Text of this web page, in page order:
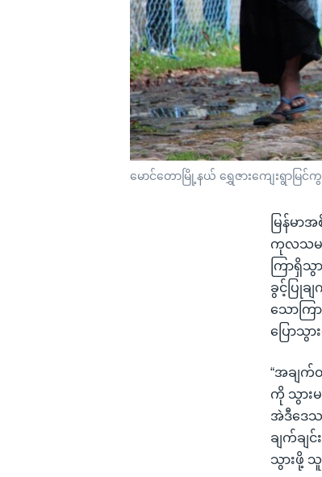
မောင်တောမြို့နယ် ရွှေဇားကျေးရွာမြ
မြန်မာ
ကုလသမဂ္
ကြာရှိ
ခွင့်ပြုချ
သောကြ
ပြောသွာ
“အချက်
ကို သွား
အဲဒီဒေသ
ချက်ချ
သွားဖို့